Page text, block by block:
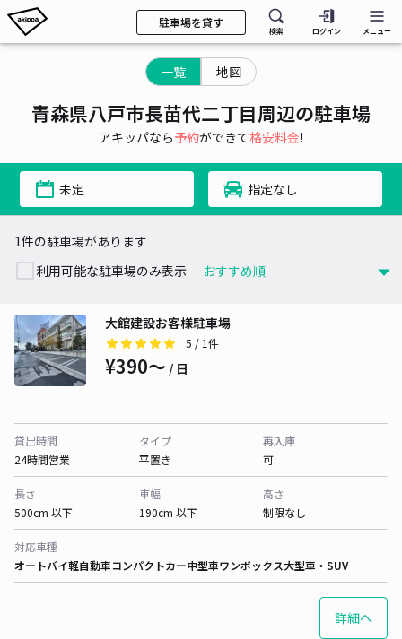
駐車場を貸す
検索 ログイン メニュー
一覧 地図
青森県八戸市長苗代二丁目周辺の駐車場
アキッパなら予約ができて格安料金!
未定 指定なし
1件の駐車場があります
利用可能な駐車場のみ表示
大館建設お客様駐車場
5 / 1件
¥390〜 / 日
貸出時間
24時間営業
タイプ
平置き
再入庫
可
長さ
500cm 以下
車幅
190cm 以下
高さ
制限なし
対応車種
オートバイ軽自動車コンパクトカー中型車ワンボックス大型車・SUV
詳細へ